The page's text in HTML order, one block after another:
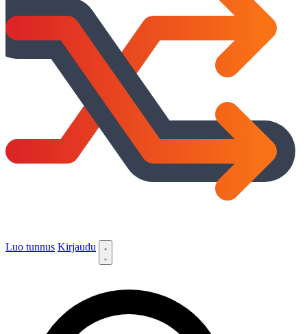
Luo tunnus Kirjaudu